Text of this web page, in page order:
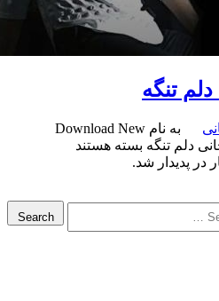
بسته هستند
به نام Download New